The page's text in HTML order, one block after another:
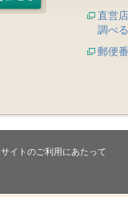
直営
調べる
郵便
サイトのご利用にあたって